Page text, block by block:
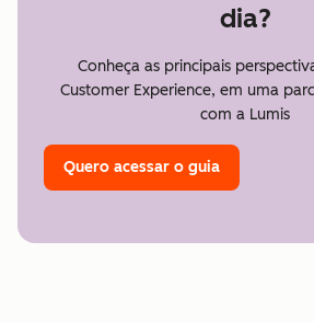
dia?
Conheça as principais
Customer Experience, em uma
com a Lumis
Quero acessar o guia